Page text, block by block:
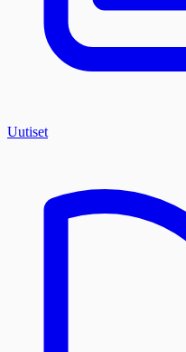
Uutiset